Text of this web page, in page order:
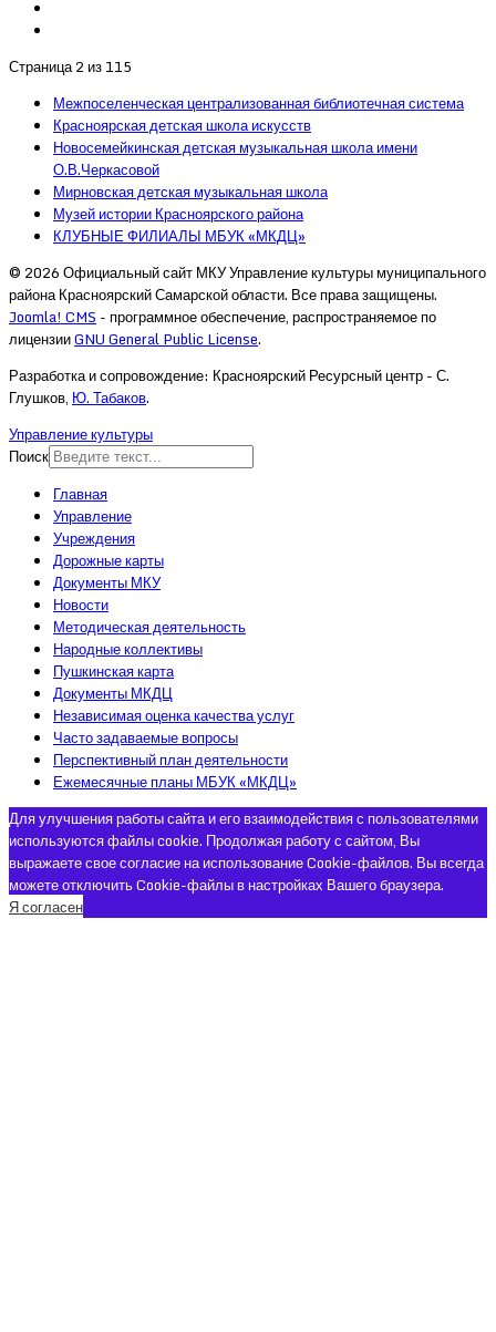
Страница 2 из 115
Межпоселенческая централизованная библиотечная система
Красноярская детская школа искусств
Новосемейкинская детская музыкальная школа имени
О.В.Черкасовой
Мирновская детская музыкальная школа
Музей истории Красноярского района
КЛУБНЫЕ ФИЛИАЛЫ МБУК «МКДЦ»
© 2026 Официальный сайт МКУ Управление культуры муниципального
района Красноярский Самарской области. Все права защищены.
Joomla! CMS- программное обеспечение, распространяемое по
лицензииGNU General Public License.
Разработка и сопровождение: Красноярский Ресурсный центр - С.
Глушков,Ю. Табаков.
Управление культуры
Поиск
Главная
Управление
Учреждения
Дорожные карты
Документы МКУ
Новости
Методическая деятельность
Народные коллективы
Пушкинская карта
Документы МКДЦ
Независимая оценка качества услуг
Часто задаваемые вопросы
Перспективный план деятельности
Ежемесячные планы МБУК «МКДЦ»
Для улучшения работы сайта и его взаимодействия с пользователями
используются файлы cookie. Продолжая работу с сайтом, Вы
выражаете свое согласие на использование Cookie-файлов. Вы всегда
можете отключить Cookie-файлы в настройках Вашего браузера.
Я согласен